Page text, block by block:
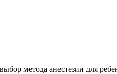
метода анестезии для